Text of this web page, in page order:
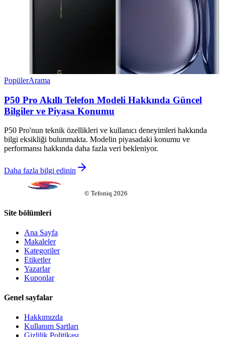
PopülerArama
P50 Pro Akıllı Telefon Modeli Hakkında Güncel
Bilgiler ve Piyasa Konumu
P50 Pro'nun teknik özellikleri ve kullanıcı deneyimleri hakkında
bilgi eksikliği bulunmakta. Modelin piyasadaki konumu ve
performansı hakkında daha fazla veri bekleniyor.
Daha fazla bilgi edinin
© Tefoniq 2026
Site bölümleri
Ana Sayfa
Makaleler
Kategoriler
Etiketler
Yazarlar
Kuponlar
Genel sayfalar
Hakkımızda
Kullanım Şartları